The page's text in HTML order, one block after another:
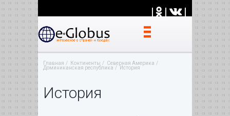
| | |
Главная Континенты
Северная Америка
Доминиканская республика
История
История